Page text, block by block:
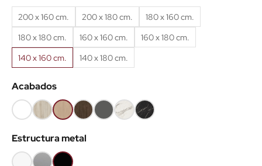
200 x 160 cm. 200 x 180 cm.
180 x 160 cm.
180 x 180 cm.
160 x 160 cm.
160 x 180 cm.
140 x 160 cm.
140 x 180 cm.
Acabados
Blanco
68
Haya
52
Roble
60
Castaño
53
Gris
grafito
Mármol
blanco
Mármol
negro
Estructura metal
BlancoGris
Negro